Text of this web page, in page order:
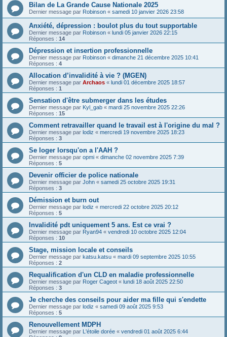
Bilan de La Grande Cause Nationale 2025
Dernier message par Robinson « samedi 10 janvier 2026 23:58
Anxiété, dépression : boulot plus du tout supportable
Dernier message par Robinson « lundi 05 janvier 2026 22:15
Réponses : 14
Dépression et insertion professionnelle
Dernier message par Robinson « dimanche 21 décembre 2025 10:41
Réponses : 4
Allocation d’invalidité à vie ? (MGEN)
Dernier message par Archaos « lundi 01 décembre 2025 18:57
Réponses : 1
Sensation d'être submerger dans les études
Dernier message par Kyl_gab « mardi 25 novembre 2025 22:26
Réponses : 15
Comment retravailler quand le travail est à l'origine du mal ?
Dernier message par lodiz « mercredi 19 novembre 2025 18:23
Réponses : 3
Se loger lorsqu'on a l'AAH ?
Dernier message par opmi « dimanche 02 novembre 2025 7:39
Réponses : 5
Devenir officier de police nationale
Dernier message par John « samedi 25 octobre 2025 19:31
Réponses : 3
Démission et burn out
Dernier message par lodiz « mercredi 22 octobre 2025 20:12
Réponses : 5
Invalidité pdt uniquement 5 ans. Est ce vrai ?
Dernier message par Ryan94 « vendredi 10 octobre 2025 12:04
Réponses : 10
Stage, mission locale et conseils
Dernier message par katsu.katsu « mardi 09 septembre 2025 10:55
Réponses : 2
Requalification d'un CLD en maladie professionnelle
Dernier message par Roger Cageot « lundi 18 août 2025 22:50
Réponses : 3
Je cherche des conseils pour aider ma fille qui s'endette
Dernier message par lodiz « samedi 09 août 2025 9:53
Réponses : 5
Renouvellement MDPH
Dernier message par L'étoile dorée « vendredi 01 août 2025 6:44